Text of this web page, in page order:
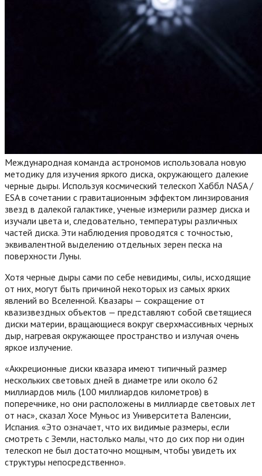
Международная команда астрономов использовала новую
методику для изучения яркого диска, окружающего далекие
черные дыры. Используя космический телескоп Хаббл NASA /
ESA в сочетании с гравитационным эффектом линзирования
звезд в далекой галактике, ученые измерили размер диска и
изучали цвета и, следовательно, температуры различных
частей диска. Эти наблюдения проводятся с точностью,
эквивалентной выделению отдельных зерен песка на
поверхности Луны.
Хотя черные дыры сами по себе невидимы, силы, исходящие
от них, могут быть причиной некоторых из самых ярких
явлений во Вселенной. Квазары — сокращение от
квазизвездных объектов — представляют собой светящиеся
диски материи, вращающиеся вокруг сверхмассивных черных
дыр, нагревая окружающее пространство и излучая очень
яркое излучение.
«Аккреционные диски квазара имеют типичный размер
нескольких световых дней в диаметре или около 62
миллиардов миль (100 миллиардов километров) в
поперечнике, но они расположены в миллиарде световых лет
от нас», сказал Хосе Муньос из Университета Валенсии,
Испания. «Это означает, что их видимые размеры, если
смотреть с Земли, настолько малы, что до сих пор ни один
телескоп не был достаточно мощным, чтобы увидеть их
структуры непосредственно».